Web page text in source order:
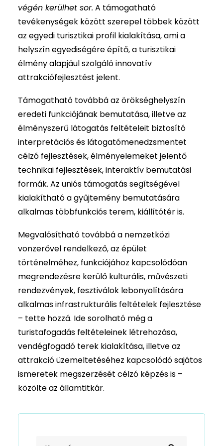
végén kerülhet sor. A támogatható
tevékenységek között szerepel többek között
az egyedi turisztikai profil kialakítása, ami a
helyszín egyediségére építő, a turisztikai
élmény alapjául szolgáló innovatív
attrakciófejlesztést jelent.
Támogatható továbbá az örökséghelyszín
eredeti funkciójának bemutatása, illetve az
élményszerű látogatás feltételeit biztosító
interpretációs és látogatómenedzsmentet
célzó fejlesztések, élményelemeket jelentő
technikai fejlesztések, interaktív bemutatási
formák. Az uniós támogatás segítségével
kialakítható a gyűjtemény bemutatására
alkalmas többfunkciós terem, kiállítótér is.
Megvalósítható továbbá a nemzetközi
vonzerővel rendelkező, az épület
történelméhez, funkciójához kapcsolódóan
megrendezésre kerülő kulturális, művészeti
rendezvények, fesztiválok lebonyolítására
alkalmas infrastrukturális feltételek fejlesztése
– tette hozzá. Ide sorolható még a
turistafogadás feltételeinek létrehozása,
vendégfogadó terek kialakítása, illetve az
attrakció üzemeltetéséhez kapcsolódó sajátos
ismeretek megszerzését célzó képzés is –
közölte az államtitkár.